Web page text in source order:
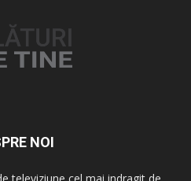
NOI
televiziune cel mai indragit de